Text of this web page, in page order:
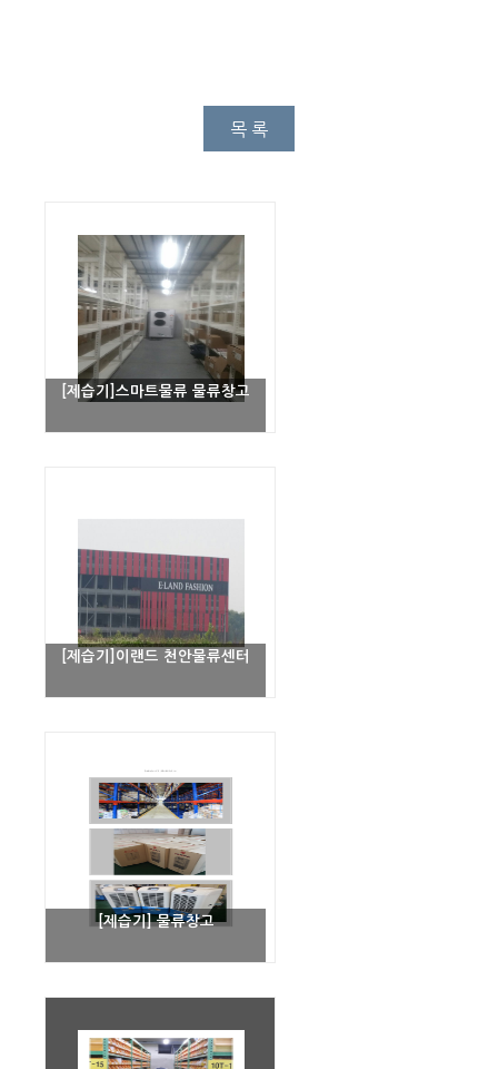
목 록
[제습기]스마트물류 물류창고
[제습기]이랜드 천안물류센터
[제습기] 물류창고